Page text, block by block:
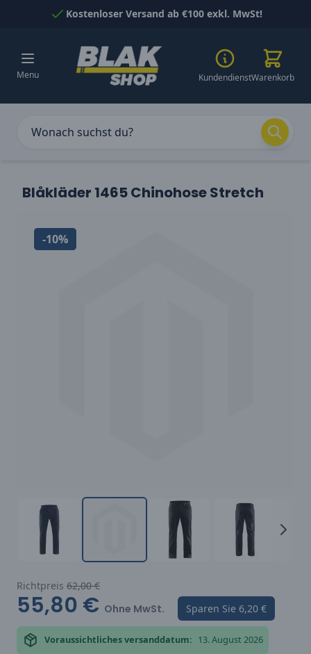
Skip to ContentKostenloser Versand ab €100 exkl. MwSt!
Menu KundendienstWarenkorb
Blåkläder 1465 Chinohose Stretch
-10%
Richtpreis 62,00 €
55,80 € Ohne MwSt. Sparen Sie 6,20 €
Voraussichtliches versanddatum: 13. August 2026